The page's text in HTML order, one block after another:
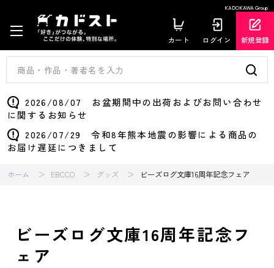
KADOKAWA Group
カート ログイン 新規登録
2026/08/07 お盆期間中の出荷およびお問い合わせ
に関するお知らせ
2026/07/29 令和8年熊本地震の影響による商品の
お届け遅延につきまして
ホーム EBCCO グッズ ビーズログ文庫16周年記念フェア
ビーズログ文庫16周年記念フ
ェア